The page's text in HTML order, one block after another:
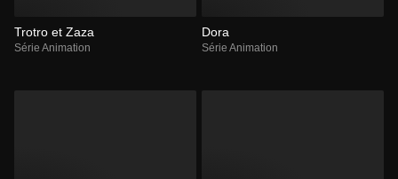
Trotro et Zaza
Série Animation
Dora
Série Animation